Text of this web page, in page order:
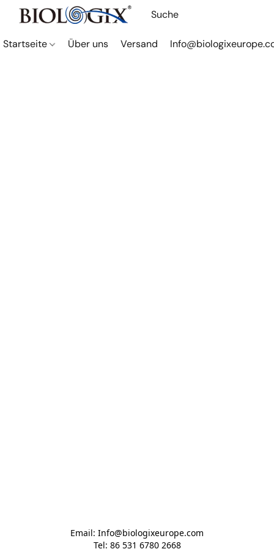
Startseite Über uns Versand
Email: Info@biologixeurope.com
Tel: 86 531 6780 2668